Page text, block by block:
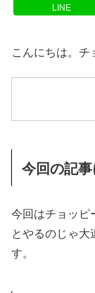
LINE
こんにちは。チ
今回の記
今回はチョッピ
とやるのじゃ大
す。